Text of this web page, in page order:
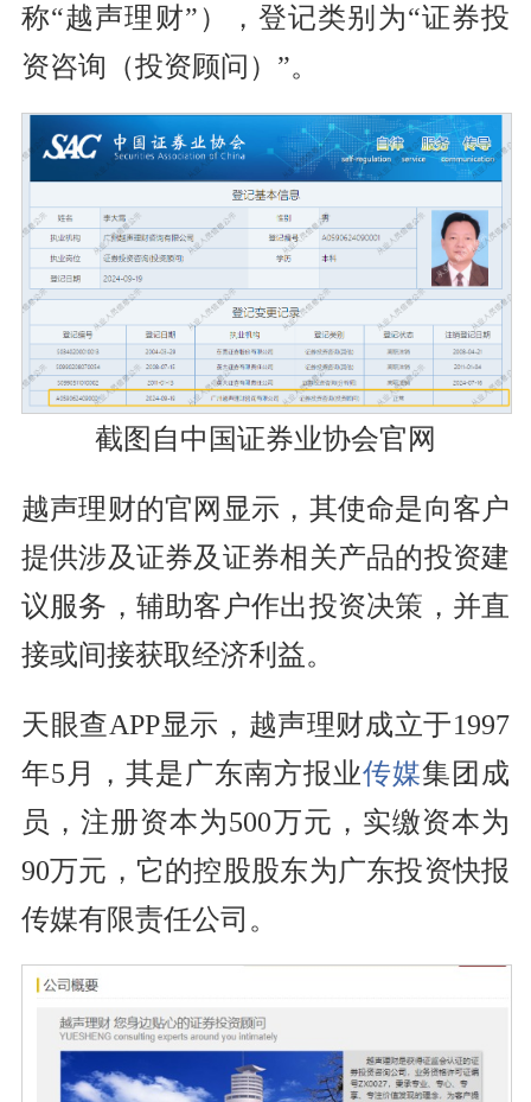
称“越声理财”），登记类别为“证券投
资咨询（投资顾问）”。
截图自中国证券业协会官网
越声理财的官网显示，其使命是向客户
提供涉及证券及证券相关产品的投资建
议服务，辅助客户作出投资决策，并直
接或间接获取经济利益。
天眼查APP显示，越声理财成立于1997
年5月，其是广东南方报业传媒集团成
员，注册资本为500万元，实缴资本为
90万元，它的控股股东为广东投资快报
传媒有限责任公司。